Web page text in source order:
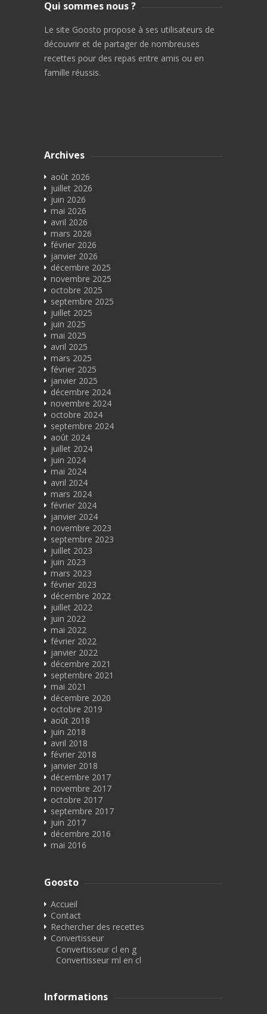
Qui sommes nous ?
Le site Goosto propose à ses utilisateurs de
découvrir et de partager de nombreuses
recettes pour des repas entre amis ou en
famille réussis.
Archives
août 2026
juillet 2026
juin 2026
mai 2026
avril 2026
mars 2026
février 2026
janvier 2026
décembre 2025
novembre 2025
octobre 2025
septembre 2025
juillet 2025
juin 2025
mai 2025
avril 2025
mars 2025
février 2025
janvier 2025
décembre 2024
novembre 2024
octobre 2024
septembre 2024
août 2024
juillet 2024
juin 2024
mai 2024
avril 2024
mars 2024
février 2024
janvier 2024
novembre 2023
septembre 2023
juillet 2023
juin 2023
mars 2023
février 2023
décembre 2022
juillet 2022
juin 2022
mai 2022
février 2022
janvier 2022
décembre 2021
septembre 2021
mai 2021
décembre 2020
octobre 2019
août 2018
juin 2018
avril 2018
février 2018
janvier 2018
décembre 2017
novembre 2017
octobre 2017
septembre 2017
juin 2017
décembre 2016
mai 2016
Goosto
Accueil
Contact
Rechercher des recettes
Convertisseur
Convertisseur cl en g
Convertisseur ml en cl
Informations